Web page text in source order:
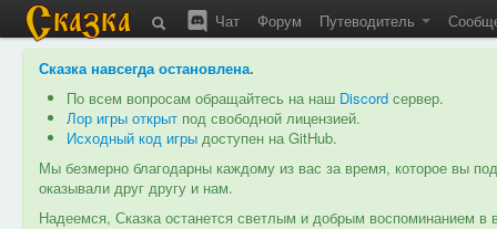
Чат Форум Путеводитель
Сказка навсегда остановлена.
По всем вопросам обращайтесь на наш Discord сервер.
Лор игры открыт под свободной лицензией.
Исходный код игры доступен на GitHub.
Мы безмерно благодарны каждому из вас за время, которое вы
оказывали друг другу и нам.
Надеемся, Сказка останется светлым и добрым воспоминанием